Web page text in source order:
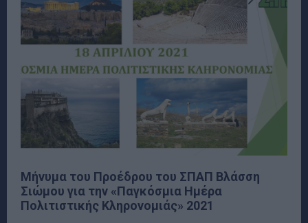
Μήνυμα του Προέδρου του ΣΠΑΠ Βλάσση
Σιώμου για την «Παγκόσμια Ημέρα
Πολιτιστικής Κληρονομιάς» 2021